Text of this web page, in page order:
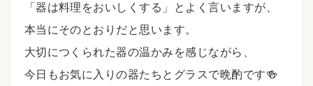
「器は料理をおいしくする」とよく言いますが、
本当にそのとおりだと思います。
大切につくられた器の温かみを感じながら、
今日もお気に入りの器たちとグラスで晩酌です🍻